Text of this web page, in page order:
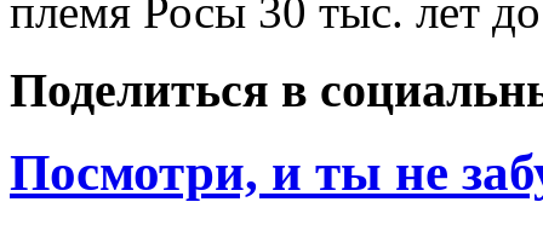
племя Росы 30 тыс. лет
Поделиться в
Посмотри, и ты не